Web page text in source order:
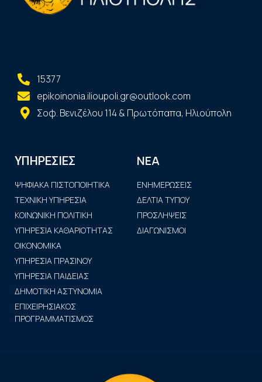
15377
epikoinonia.ilioupoli.gr@outlook.com
Σοφ. Βενιζέλου 114 & Πρωτόπαπα, Ηλιούπολη
ΥΠΗΡΕΣΙΕΣ
ΨΗΦΙΑΚΑ ΠΙΣΤΟΠΟΙΗΤΙΚΑ
ΤΕΧΝΙΚΗ ΥΠΗΡΕΣΙΑ
ΚΟΙΝΩΝΙΚΗ ΠΟΛΙΤΙΚΗ
ΥΠΗΡΕΣΙΑ ΚΑΘΑΡΙΟΤΗΤΑΣ
ΟΙΚΟΝΟΜΙΚΑ
ΥΠΗΡΕΣΙΑ ΠΡΑΣΙΝΟΥ
ΥΠΗΡΕΣΙΑ ΠΑΙΔΕΙΑΣ
ΔΗΜΟΤΙΚΗ ΑΣΤΥΝΟΜΙΑ
ΕΠΙΧΕΙΡΗΣΙΑΚΟΣ
ΠΡΟΓΡΑΜΜΑΤΙΣΜΟΣ
ΝΕΑ
ΕΝΗΜΕΡΩΣΕΙΣ
ΔΕΛΤΙΑ ΤΥΠΟΥ
ΠΡΟΣΛΗΨΕΙΣ
ΔΙΑΓΩΝΙΣΜΟΙ